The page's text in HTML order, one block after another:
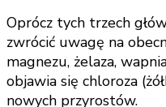
Oprócz tych trzech
zwrócić uwagę na
magnezu, żelaza,
objawia się chloroza
nowych przyrostów.